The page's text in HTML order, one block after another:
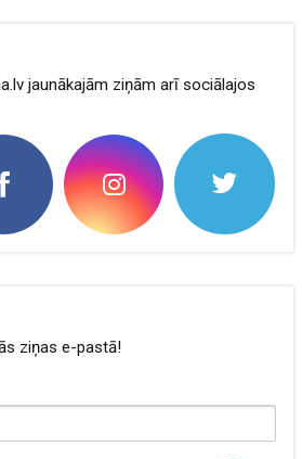
jaunākajām ziņām arī sociālajos
ziņas e-pastā!